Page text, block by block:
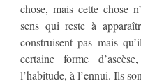
chose, mais cette chose
sens qui reste à
construisent pas mais
certaine forme
l’habitude, à l’ennui. Ils